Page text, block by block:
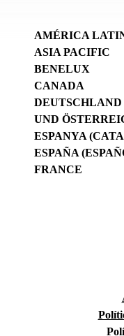
AMÉRICA
ASIA PACIFIC
BENELUX
CANADA
DEUTSCHLAND
UND
ESPANYA
ESPAÑA
FRANCE